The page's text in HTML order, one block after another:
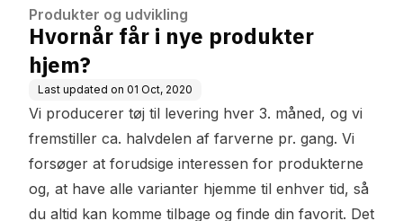
Produkter og udvikling
Hvornår får i nye produkter
hjem?
Last updated on 01 Oct, 2020
Vi producerer tøj til levering hver 3. måned, og vi
fremstiller ca. halvdelen af farverne pr. gang. Vi
forsøger at forudsige interessen for produkterne
og, at have alle varianter hjemme til enhver tid, så
du altid kan komme tilbage og finde din favorit. Det